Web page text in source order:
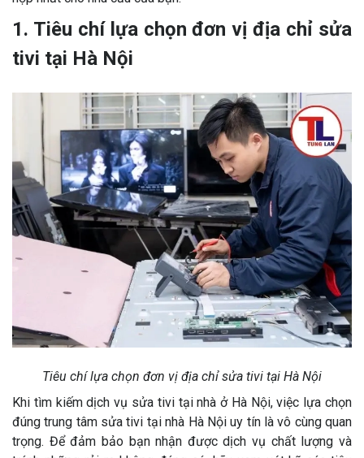
1. Tiêu chí lựa chọn đơn vị địa chỉ sửa
tivi tại Hà Nội
Tiêu chí lựa chọn đơn vị địa chỉ sửa tivi tại Hà Nội
Khi tìm kiếm dịch vụ sửa tivi tại nhà ở Hà Nội, việc lựa chọn
đúng trung tâm sửa tivi tại nhà Hà Nội uy tín là vô cùng quan
trọng. Để đảm bảo bạn nhận được dịch vụ chất lượng và